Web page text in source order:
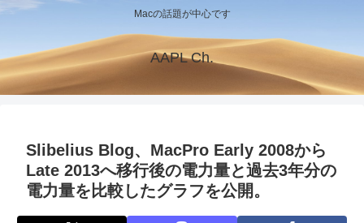
Macの話題が中心です
AAPL Ch.
Slibelius Blog、MacPro Early 2008から
Late 2013へ移行後の電力量と過去3年分の
電力量を比較したグラフを公開。